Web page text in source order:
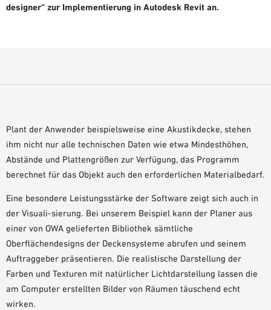
designer“ zur Implementierung in Autodesk Revit an.
Plant der Anwender beispielsweise eine Akustikdecke, stehen
ihm nicht nur alle technischen Daten wie etwa Mindesthöhen,
Abstände und Plattengrößen zur Verfügung, das Programm
berechnet für das Objekt auch den erforderlichen Materialbedarf.
Eine besondere Leistungsstärke der Software zeigt sich auch in
der Visuali-sierung. Bei unserem Beispiel kann der Planer aus
einer von OWA gelieferten Bibliothek sämtliche
Oberflächendesigns der Deckensysteme abrufen und seinem
Auftraggeber präsentieren. Die realistische Darstellung der
Farben und Texturen mit natürlicher Lichtdarstellung lassen die
am Computer erstellten Bilder von Räumen täuschend echt
wirken.